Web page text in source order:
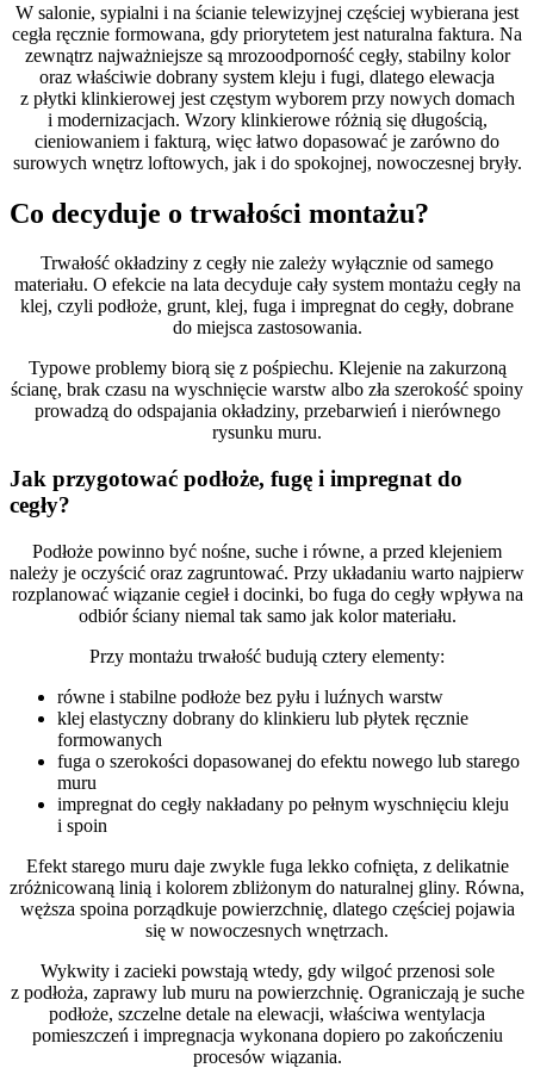
W salonie, sypialni i na ścianie telewizyjnej częściej wybierana jest
cegła ręcznie formowana, gdy priorytetem jest naturalna faktura. Na
zewnątrz najważniejsze są mrozoodporność cegły, stabilny kolor
oraz właściwie dobrany system kleju i fugi, dlatego elewacja
z płytki klinkierowej jest częstym wyborem przy nowych domach
i modernizacjach. Wzory klinkierowe różnią się długością,
cieniowaniem i fakturą, więc łatwo dopasować je zarówno do
surowych wnętrz loftowych, jak i do spokojnej, nowoczesnej bryły.
Co decyduje o trwałości montażu?
Trwałość okładziny z cegły nie zależy wyłącznie od samego
materiału. O efekcie na lata decyduje cały system montażu cegły na
klej, czyli podłoże, grunt, klej, fuga i impregnat do cegły, dobrane
do miejsca zastosowania.
Typowe problemy biorą się z pośpiechu. Klejenie na zakurzoną
ścianę, brak czasu na wyschnięcie warstw albo zła szerokość spoiny
prowadzą do odspajania okładziny, przebarwień i nierównego
rysunku muru.
Jak przygotować podłoże, fugę i impregnat do
cegły?
Podłoże powinno być nośne, suche i równe, a przed klejeniem
należy je oczyścić oraz zagruntować. Przy układaniu warto najpierw
rozplanować wiązanie cegieł i docinki, bo fuga do cegły wpływa na
odbiór ściany niemal tak samo jak kolor materiału.
Przy montażu trwałość budują cztery elementy:
równe i stabilne podłoże bez pyłu i luźnych warstw
klej elastyczny dobrany do klinkieru lub płytek ręcznie
formowanych
fuga o szerokości dopasowanej do efektu nowego lub starego
muru
impregnat do cegły nakładany po pełnym wyschnięciu kleju
i spoin
Efekt starego muru daje zwykle fuga lekko cofnięta, z delikatnie
zróżnicowaną linią i kolorem zbliżonym do naturalnej gliny. Równa,
węższa spoina porządkuje powierzchnię, dlatego częściej pojawia
się w nowoczesnych wnętrzach.
Wykwity i zacieki powstają wtedy, gdy wilgoć przenosi sole
z podłoża, zaprawy lub muru na powierzchnię. Ograniczają je suche
podłoże, szczelne detale na elewacji, właściwa wentylacja
pomieszczeń i impregnacja wykonana dopiero po zakończeniu
procesów wiązania.